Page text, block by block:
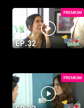
PREMIUM
PREMIUM